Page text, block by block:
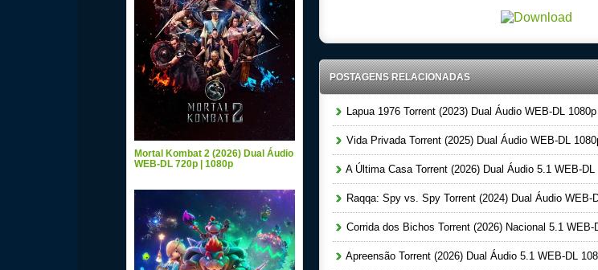
POSTAGENS RELACIONADAS
Lapua 1976 Torrent (2023) Dual Áudio WEB-DL 1080p
Vida Privada Torrent (2025) Dual Áudio WEB-DL
A Última Casa Torrent (2026) Dual Áudio 5.1 WEB-DL
Raqqa: Spy vs. Spy Torrent (2024) Dual Áudio WEB-
Corrida dos Bichos Torrent (2026) Nacional 5.1 WEB-
Apreensão Torrent (2026) Dual Áudio 5.1 WEB-DL
Mortal Kombat 2 (2026) Dual Áudio
WEB-DL 720p | 1080p